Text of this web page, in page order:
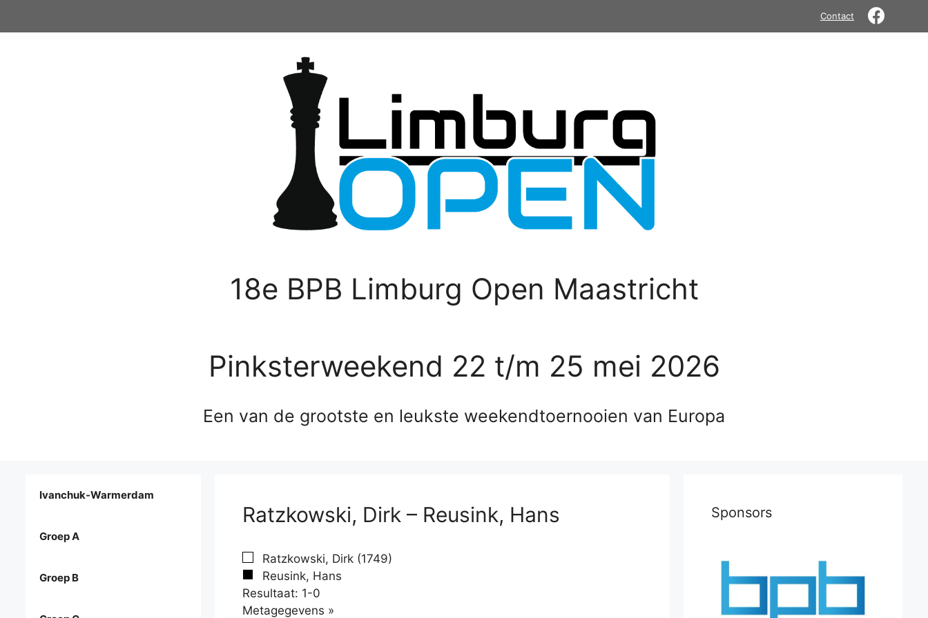
Contact
18e BPB Limburg Open Maastricht
Pinksterweekend 22 t/m 25 mei 2026
Een van de grootste en leukste weekendtoernooien van Europa
Ratzkowski, Dirk – Reusink, Hans
Ratzkowski, Dirk (1749)
Reusink, Hans
Resultaat: 1-0
Metagegevens »
Ivanchuk-Warmerdam
Groep A
Groep B
Sponsors